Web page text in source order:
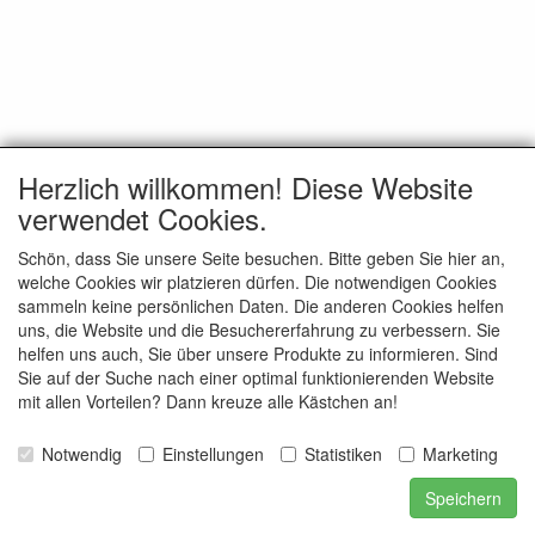
Herzlich willkommen! Diese Website
verwendet Cookies.
Schön, dass Sie unsere Seite besuchen. Bitte geben Sie hier an,
welche Cookies wir platzieren dürfen. Die notwendigen Cookies
sammeln keine persönlichen Daten. Die anderen Cookies helfen
uns, die Website und die Besuchererfahrung zu verbessern. Sie
helfen uns auch, Sie über unsere Produkte zu informieren. Sind
Sie auf der Suche nach einer optimal funktionierenden Website
mit allen Vorteilen? Dann kreuze alle Kästchen an!
Notwendig Einstellungen Statistiken
Marketing
Speichern